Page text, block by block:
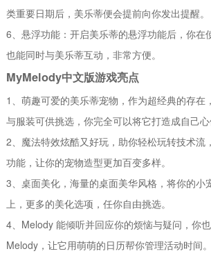
类重要日期后，美乐蒂便会提前向你发出提醒。
6、悬浮功能：开启美乐蒂的悬浮功能后，你在
也能同时与美乐蒂互动，非常方便。
MyMelody中文版游戏亮点
1、萌趣可爱的美乐蒂宠物，作为超经典的存在
与服装可供挑选，你完全可以将它打造成自己心
2、魔法特效炫酷又好玩，助你轻松玩转技术流
功能，让你的宠物造型更加百变多样。
3、桌面美化，海量的桌面美华风格，将你的小
上，更多的美化选项，任你自由挑选。
4、Melody 能倾听并回应你的烦恼与疑问，你
Melody，让它用萌萌的日历帮你管理活动时间。